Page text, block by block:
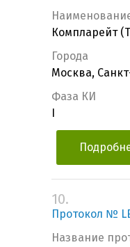
Компларейт
Города
Москва,
Фаза КИ
10.
Протокол №
Название